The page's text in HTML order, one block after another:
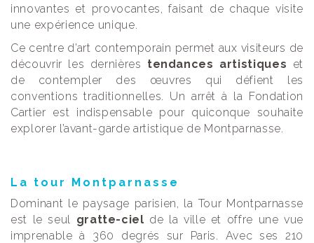
innovantes et provocantes, faisant de chaque visite
une expérience unique.
Ce centre d’art contemporain permet aux visiteurs de
découvrir les dernières tendances artistiques et
de contempler des œuvres qui défient les
conventions traditionnelles. Un arrêt à la Fondation
Cartier est indispensable pour quiconque souhaite
explorer l’avant-garde artistique de Montparnasse.
La tour Montparnasse
Dominant le paysage parisien, la Tour Montparnasse
est le seul gratte-ciel de la ville et offre une vue
imprenable à 360 degrés sur Paris. Avec ses 210